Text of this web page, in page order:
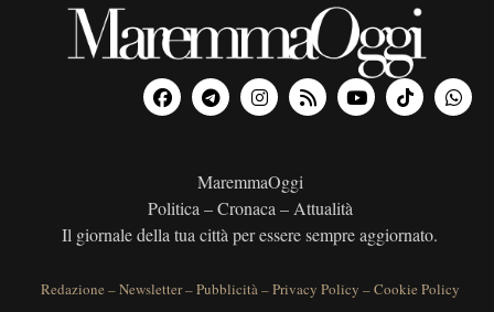
MaremmaOggi
Politica – Cronaca – Attualità
Il giornale della tua città per essere sempre aggiornato.
Redazione –Newsletter–Pubblicità–Privacy Policy –Cookie Policy